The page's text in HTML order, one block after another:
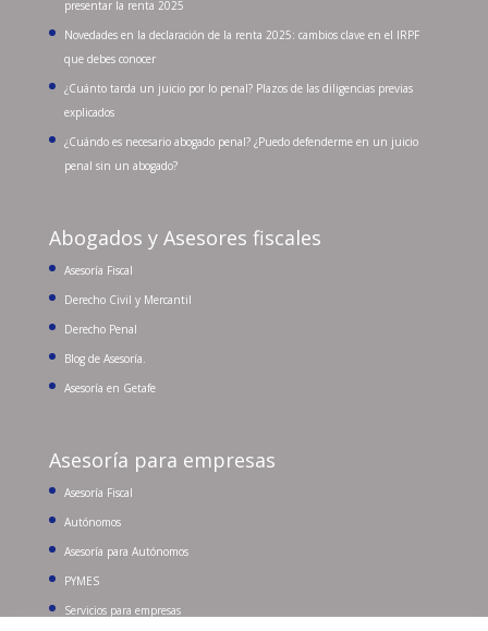
presentar la renta 2025
Novedades en la declaración de la renta 2025: cambios clave en el IRPF
que debes conocer
¿Cuánto tarda un juicio por lo penal? Plazos de las diligencias previas
explicados
¿Cuándo es necesario abogado penal? ¿Puedo defenderme en un juicio
penal sin un abogado?
Abogados y Asesores fiscales
Asesoría Fiscal
Derecho Civil y Mercantil
Derecho Penal
Blog de Asesoría.
Asesoría en Getafe
Asesoría para empresas
Asesoría Fiscal
Autónomos
Asesoría para Autónomos
PYMES
Servicios para empresas